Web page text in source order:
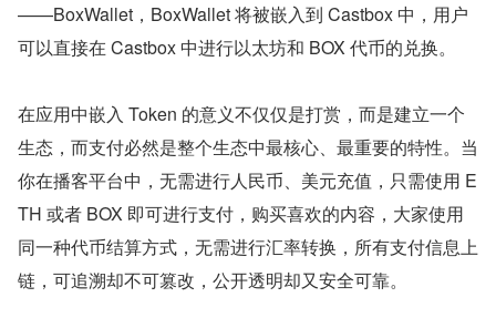
——BoxWallet，BoxWallet 将被嵌入到 Castbox 中，用户
可以直接在 Castbox 中进行以太坊和 BOX 代币的兑换。
在应用中嵌入 Token 的意义不仅仅是打赏，而是建立一个
生态，而支付必然是整个生态中最核心、最重要的特性。当
你在播客平台中，无需进行人民币、美元充值，只需使用 E
TH 或者 BOX 即可进行支付，购买喜欢的内容，大家使用
同一种代币结算方式，无需进行汇率转换，所有支付信息上
链，可追溯却不可篡改，公开透明却又安全可靠。